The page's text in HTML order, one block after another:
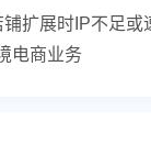
扩展时IP不足
电商业务